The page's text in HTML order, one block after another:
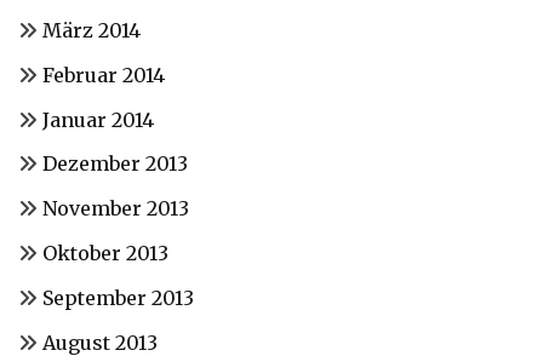
März 2014
Februar 2014
Januar 2014
Dezember 2013
November 2013
Oktober 2013
September 2013
August 2013